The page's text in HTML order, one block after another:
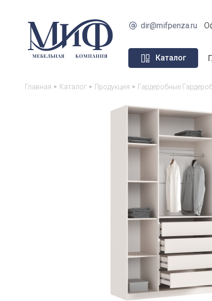
dir@mifpenza.ru
Каталог
Главная Каталог Продукция Гардеробные